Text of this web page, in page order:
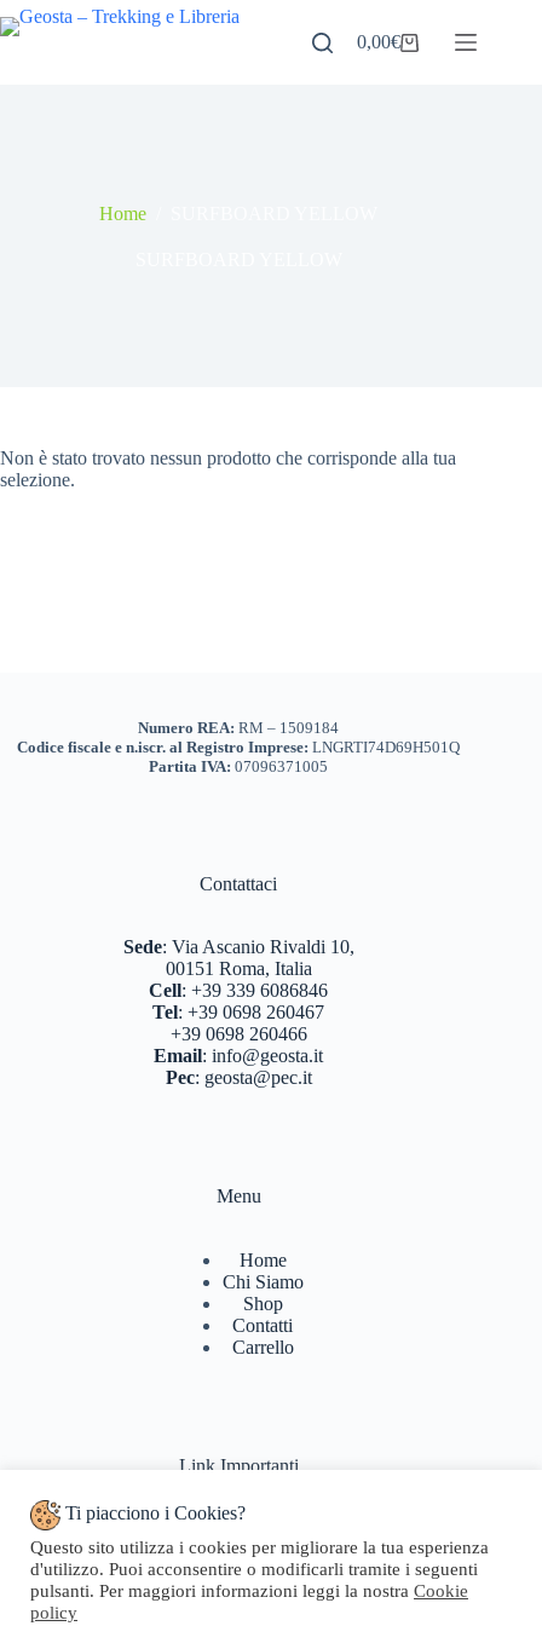
Salta
al
Carrello
0,00€
Home
Non è stato trovato nessun prodotto che corrisponde alla tua
selezione.
Numero REA:RM – 1509184
Codice fiscale e n.iscr. al Registro Imprese:LNGRTI74D69H501Q
Partita IVA: 07096371005
Contattaci
Sede: Via Ascanio Rivaldi 10,
00151 Roma, Italia
Cell:+39 339 6086846
Tel:+39 0698 260467
+39 0698 260466
Email:info@geosta.it
Pec: geosta@pec.it
Menu
Home
Chi Siamo
Shop
Contatti
Carrello
Link Importanti
Politiche di Reso
Pagamenti & Spedizioni
Termini di utilizzo
Ti piacciono i Cookies?
Questo sito utilizza i cookies per migliorare la tua esperienza
d'utilizzo. Puoi acconsentire o modificarli tramite i seguenti
pulsanti. Per maggiori informazioni leggi la nostra Cookie
policy